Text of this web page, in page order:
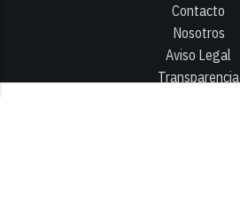
Contacto
Nosotros
Aviso Legal
Transparencia